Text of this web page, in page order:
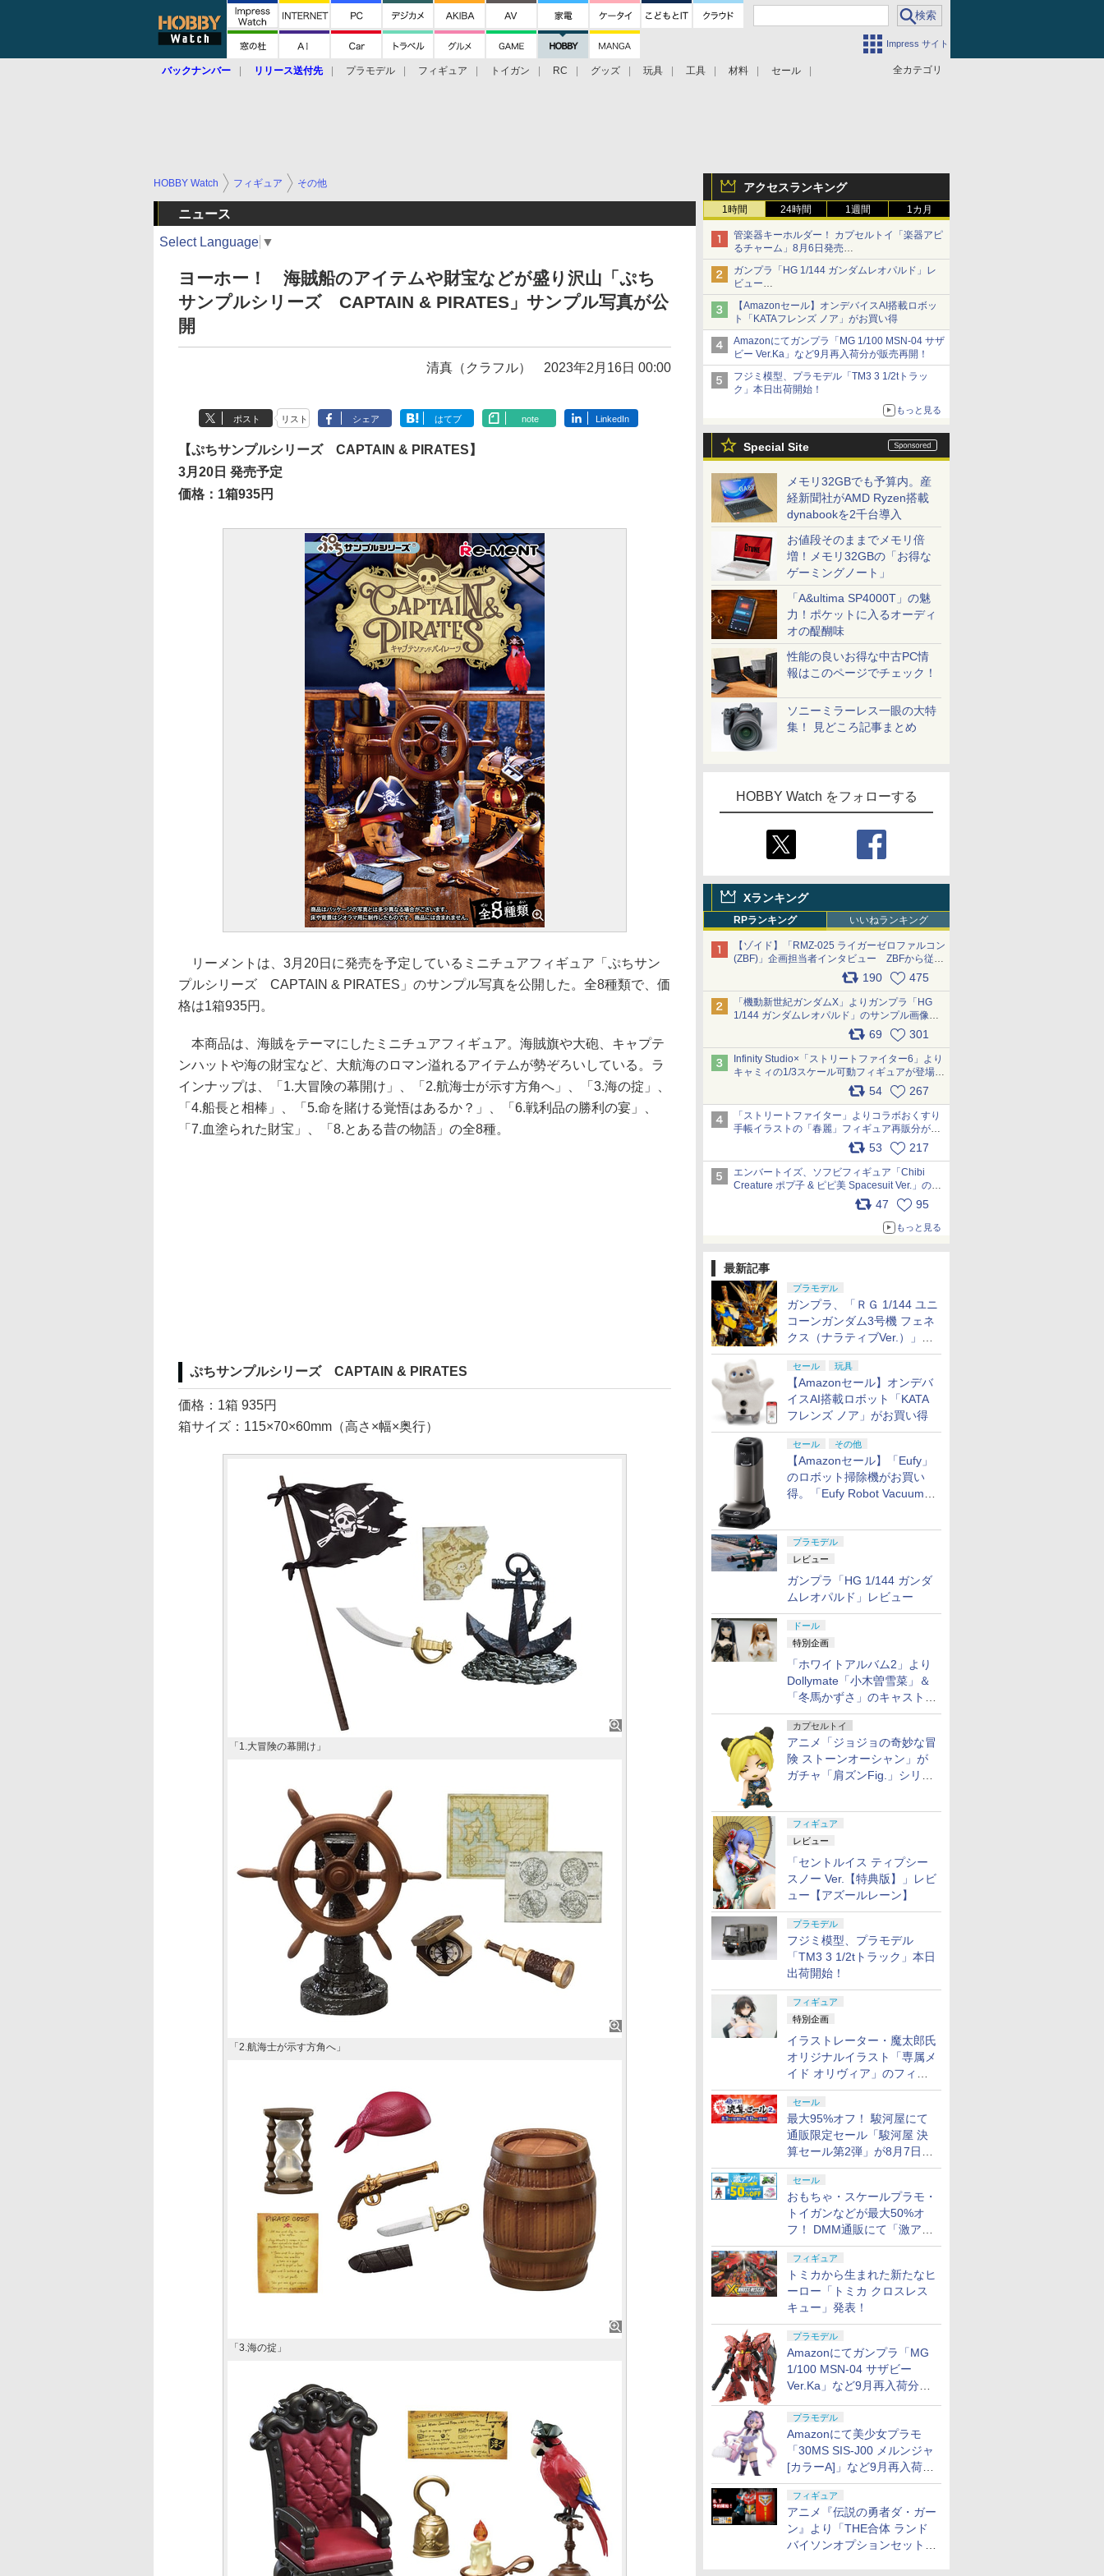
Impress サイト
全カテゴリ
バックナンバー リリース送付先 プラモデル フィギュア トイガン RC グッズ 玩具 工具 材料 セール
アクセスランキング
1時間 24時間 1週間 1カ月
管楽器キーホルダー！ カプセルトイ「楽器アピ
るチャーム」8月6日発売
チューバ、テナサクなど5種各3色
ガンプラ「HG 1/144 ガンダムレオパルド」レ
ビュー
『機動新世紀ガンダムX』30周年！インナーア
ームガトリングの変形機構まで再現し最新フォ
ーマットでキット化！
【Amazonセール】オンデバイスAI搭載ロボッ
ト「KATAフレンズ ノア」がお買い得
Amazonにてガンプラ「MG 1/100 MSN-04 サザ
ビー Ver.Ka」など9月再入荷分が販売再開！
フジミ模型、プラモデル「TM3 3 1/2tトラッ
ク」本日出荷開始！
もっと見る
Special Site
メモリ32GBでも予算内。産
経新聞社がAMD Ryzen搭載
dynabookを2千台導入
お値段そのままでメモリ倍
増！メモリ32GBの「お得な
ゲーミングノート」
「A&ultima SP4000T」の魅
力！ポケットに入るオーディ
オの醍醐味
性能の良いお得な中古PC情
報はこのページでチェック！
ソニーミラーレス一眼の大特
集！ 見どころ記事まとめ
HOBBY Watch をフォローする
Xランキング
RPランキング いいねランキング
【ゾイド】「RMZ-025 ライガーゼロファルコン
(ZBF)」企画担当者インタビュー ZBFから従来
デザインまで再現可能なボリューム満点のキッ
ト pic.x.com/6zOqQAQKkX
190 475
「機動新世紀ガンダムX」よりガンプラ「HG
1/144 ガンダムレオパルド」のサンプル画像が
69 301
Infinity Studio×「ストリートファイター6」より
キャミィの1/3スケール可動フィギュアが登場
54 267
「ストリートファイター」よりコラボおくすり
手帳イラストの「春麗」フィギュア再販分が本
日出荷開始 pic.x.com/toUc1MHr41
53 217
エンバートイズ、ソフビフィギュア「Chibi
Creature ポプ子 & ピピ美 Spacesuit Ver.」の発
売中止を発表 pic.x.com/Ri45iFeYjn
47 95
もっと見る
最新記事
プラモデル
ガンプラ、「ＲＧ 1/144 ユニ
コーンガンダム3号機 フェネ
クス（ナラティブVer.）」
と、「ＨＧ 1/144 ガンダムエ
アマスターバースト」再販
セール 玩具
【Amazonセール】オンデバ
イスAI搭載ロボット「KATA
フレンズ ノア」がお買い得
セール その他
【Amazonセール】「Eufy」
のロボット掃除機がお買い
得。「Eufy Robot Vacuum
プラモデル
レビュー
ガンプラ「HG 1/144 ガンダ
ムレオパルド」レビュー
ドール
特別企画
「ホワイトアルバム2」より
Dollymate「小木曽雪菜」＆
「冬馬かずさ」のキャストド
ール実物見本が東京フィギュ
アギャラリーにて展示中
カプセルトイ
アニメ「ジョジョの奇妙な冒
険 ストーンオーシャン」が
ガチャ「肩ズンFig.」シリー
フィギュア
レビュー
「セントルイス ティプシー
スノー Ver.【特典版】」レビ
ュー【アズールレーン】
プラモデル
フジミ模型、プラモデル
「TM3 3 1/2tトラック」本日
出荷開始！
フィギュア
特別企画
イラストレーター・魔太郎氏
オリジナルイラスト「専属メ
イド オリヴィア」のフィギ
ュア彩色原型が東京フィギュ
アギャラリーにて展示中
セール
最大95%オフ！ 駿河屋にて
通販限定セール「駿河屋 決
算セール第2弾」が8月7日12
時より開催
セール
おもちゃ・スケールプラモ・
トイガンなどが最大50%オ
フ！ DMM通販にて「激ア
ツ！おもちゃ・ホビー夏セー
ル」が開催
フィギュア
トミカから生まれた新たなヒ
ーロー「トミカ クロスレス
キュー」発表！
プラモデル
Amazonにてガンプラ「MG
1/100 MSN-04 サザビー
Ver.Ka」など9月再入荷分が
プラモデル
Amazonにて美少女プラモ
「30MS SIS-J00 メルンジャ
[カラーA]」など9月再入荷分
が販売再開！
フィギュア
アニメ『伝説の勇者ダ・ガー
ン』より「THE合体 ランド
バイソンオプションセット」
HOBBY Watch フィギュア その他
ニュース
Select Language ▼
ヨーホー！ 海賊船のアイテムや財宝などが盛り沢山「ぷち
サンプルシリーズ CAPTAIN & PIRATES」サンプル写真が公
開
清真（クラフル） 2023年2月16日 00:00
ポスト リスト シェア はてブ note LinkedIn
【ぷちサンプルシリーズ CAPTAIN & PIRATES】
3月20日 発売予定
価格：1箱935円
リーメントは、3月20日に発売を予定しているミニチュアフィギュア「ぷちサン
プルシリーズ CAPTAIN & PIRATES」のサンプル写真を公開した。全8種類で、価
格は1箱935円。
本商品は、海賊をテーマにしたミニチュアフィギュア。海賊旗や大砲、キャプテ
ンハットや海の財宝など、大航海のロマン溢れるアイテムが勢ぞろいしている。ラ
インナップは、「1.大冒険の幕開け」、「2.航海士が示す方角へ」、「3.海の掟」、
「4.船長と相棒」、「5.命を賭ける覚悟はあるか？」、「6.戦利品の勝利の宴」、
「7.血塗られた財宝」、「8.とある昔の物語」の全8種。
ぷちサンプルシリーズ CAPTAIN & PIRATES
価格：1箱 935円
箱サイズ：115×70×60mm（高さ×幅×奥行）
「1.大冒険の幕開け」
「2.航海士が示す方角へ」
「3.海の掟」